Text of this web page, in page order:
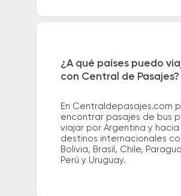
¿A qué países puedo
con Central de Pasajes?
En Centraldepasajes.com
encontrar pasajes de bus
viajar por Argentina y hacia
destinos internacionales
Bolivia, Brasil, Chile,
Perú y Uruguay.